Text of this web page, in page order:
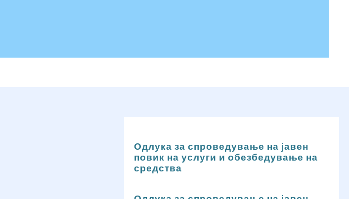
Одлука за спроведување на јавен
повик на услуги и обезбедување на
средства